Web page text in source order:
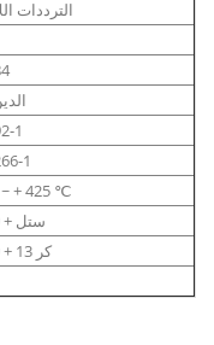
الترددات
الدين
1
1
+ 425 ℃
1.0619 + ستل
1.0619 + 13 كر